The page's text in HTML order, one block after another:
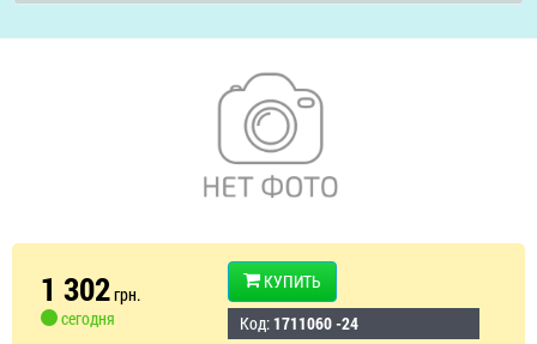
1 302грн.
сегодня
КУПИТЬ
Код: 1711060 -24